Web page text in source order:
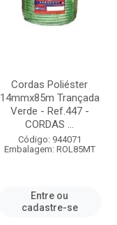
Cordas Poliéster
14mmx85m Trançada
Verde - Ref.447 -
CORDAS ...
Código: 944071
Embalagem: ROL85MT
Entre ou
cadastre-se